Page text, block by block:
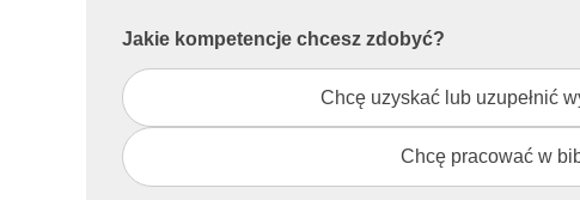
podyplomowe-
rekr
Jakie kompetencje chcesz zdobyć?
Chcę uzyskać lub uzupełnić
Chcę pracować w